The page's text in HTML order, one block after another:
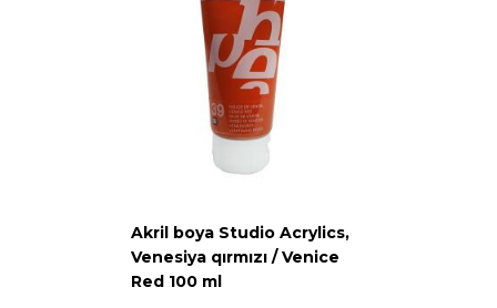
Akril boya Studio Acrylics,
Venesiya qırmızı / Venice
Red 100 ml